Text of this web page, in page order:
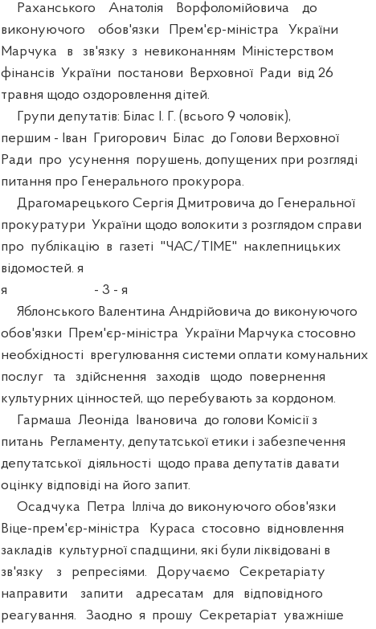
Раханського Анатолія Ворфоломійовича до
виконуючого обов'язки Прем'єр-міністра України
Марчука в зв'язку з невиконанням Міністерством
фінансів України постанови Верховної Ради від 26
травня щодо оздоровлення дітей.
Групи депутатів: Білас І. Г. (всього 9 чоловік),
першим - Іван Григорович Білас до Голови Верховної
Ради про усунення порушень, допущених при розгляді
питання про Генерального прокурора.
Драгомарецького Сергія Дмитровича до Генеральної
прокуратури України щодо волокити з розглядом справи
про публікацію в газеті "ЧАС/TIME" наклепницьких
відомостей. я
я - 3 - я
Яблонського Валентина Андрійовича до виконуючого
обов'язки Прем'єр-міністра України Марчука стосовно
необхідності врегулювання системи оплати комунальних
послуг та здійснення заходів щодо повернення
культурних цінностей, що перебувають за кордоном.
Гармаша Леоніда Івановича до голови Комісії з
питань Регламенту, депутатської етики і забезпечення
депутатської діяльності щодо права депутатів давати
оцінку відповіді на його запит.
Осадчука Петра Ілліча до виконуючого обов'язки
Віце-прем'єр-міністра Кураса стосовно відновлення
закладів культурної спадщини, які були ліквідовані в
зв'язку з репресіями. Доручаємо Секретаріату
направити запити адресатам для відповідного
реагування. Заодно я прошу Секретаріат уважніше